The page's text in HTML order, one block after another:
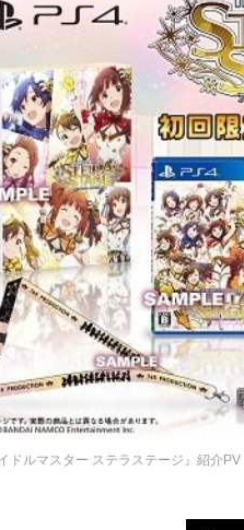
イドルマスター ステラステージ』紹介